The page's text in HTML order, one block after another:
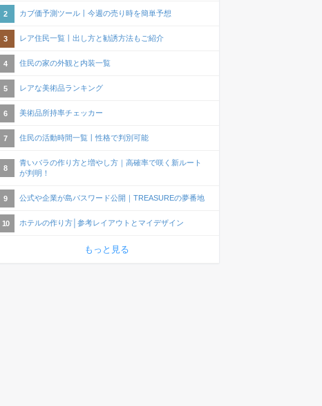
カブ価予測ツール丨今週の売り時を簡単予想
レア住民一覧丨出し方と勧誘方法もご紹介
住民の家の外観と内装一覧
レアな美術品ランキング
美術品所持率チェッカー
住民の活動時間一覧丨性格で判別可能
青いバラの作り方と増やし方｜高確率で咲く新ルート
が判明！
公式や企業が島パスワード公開｜TREASUREの夢番地
ホテルの作り方│参考レイアウトとマイデザイン
もっと見る